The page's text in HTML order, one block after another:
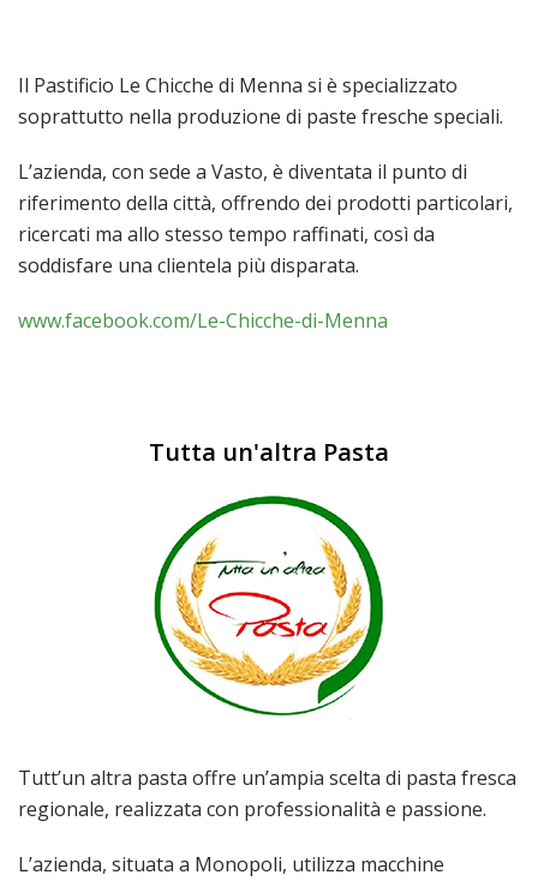
Il Pastificio Le Chicche di Menna si è specializzato
soprattutto nella produzione di paste fresche speciali.
L’azienda, con sede a Vasto, è diventata il punto di
riferimento della città, offrendo dei prodotti particolari,
ricercati ma allo stesso tempo raffinati, così da
soddisfare una clientela più disparata.
www.facebook.com/Le-Chicche-di-Menna
Tutta un'altra Pasta
Tutt’un altra pasta offre un’ampia scelta di pasta fresca
regionale, realizzata con professionalità e passione.
L’azienda, situata a Monopoli, utilizza macchine